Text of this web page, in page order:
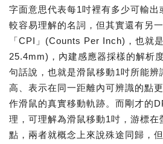
字面意思代表每1吋裡有多少可輸出
較容易理解的名詞，但其實還有另
「CPI」(Counts Per Inch)，也就
25.4mm)，內建感應器採樣的解析
句話說，也就是滑鼠移動1吋所能辨
高、表示在同一距離內可辨識的點
作滑鼠的真實移動軌跡。而剛才的
理，可理解為滑鼠移動1吋，游標在
點，兩者就概念上來說殊途同歸，